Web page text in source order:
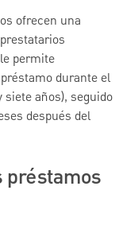
ofrecen una
permite
durante el
años), seguido
después del
préstamos